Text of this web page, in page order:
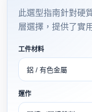
此選型指南針對硬
層選擇，提供了實
工件材料
運作